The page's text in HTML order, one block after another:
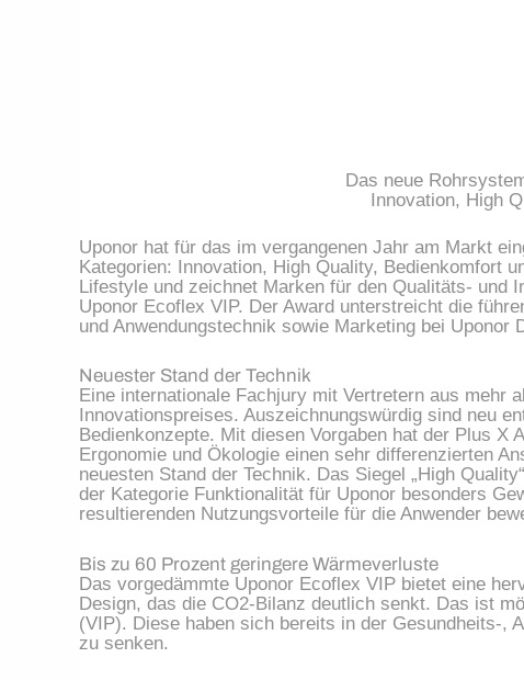
Das neue
Innovation, High
Uponor hat für das im vergangenen Jahr am Markt
Kategorien: Innovation, High Quality, Bedienkomfort
Lifestyle und zeichnet Marken für den Qualitäts- und
Uponor Ecoflex VIP. Der Award unterstreicht die
und Anwendungstechnik sowie Marketing bei Uponor
Neuester Stand der Technik
Eine internationale Fachjury mit Vertretern aus mehr
Innovationspreises. Auszeichnungswürdig sind neu
Bedienkonzepte. Mit diesen Vorgaben hat der Plus
Ergonomie und Ökologie einen sehr differenzierten
neuesten Stand der Technik. Das Siegel „High
der Kategorie Funktionalität für Uponor besonders
resultierenden Nutzungsvorteile für die Anwender
Bis zu 60 Prozent geringere Wärmeverluste
Das vorgedämmte Uponor Ecoflex VIP bietet eine
Design, das die CO2-Bilanz deutlich senkt. Das ist
(VIP). Diese haben sich bereits in der Gesundheits-,
zu senken.